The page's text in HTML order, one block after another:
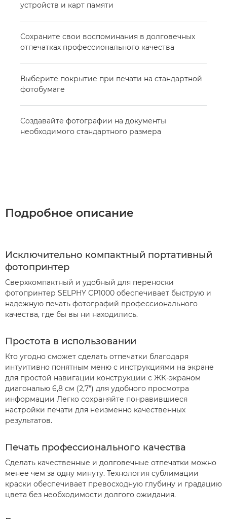
устройств и карт памяти
Сохраните свои воспоминания в долговечных
отпечатках профессионального качества
Выберите покрытие при печати на стандартной
фотобумаге
Создавайте фотографии на документы
необходимого стандартного размера
Подробное описание
Исключительно компактный портативный
фотопринтер
Сверхкомпактный и удобный для переноски
фотопринтер SELPHY CP1000 обеспечивает быструю и
надежную печать фотографий профессионального
качества, где бы вы ни находились.
Простота в использовании
Кто угодно сможет сделать отпечатки благодаря
интуитивно понятным меню с инструкциями на экране
для простой навигации конструкции с ЖК-экраном
диагональю 6,8 см (2,7") для удобного просмотра
информации Легко сохраняйте понравившиеся
настройки печати для неизменно качественных
результатов.
Печать профессионального качества
Сделать качественные и долговечные отпечатки можно
менее чем за одну минуту. Технология сублимации
краски обеспечивает превосходную глубину и градацию
цвета без необходимости долгого ожидания.